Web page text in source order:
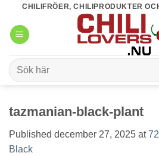
content
CHILIFRÖER, CHILIPRODUKTER
Sök
efter:
tazmanian-black-plant
Published december 27, 2025 at
Black